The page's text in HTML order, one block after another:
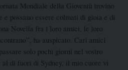
Mondiale della Gioventù trovino
e possano essere colmati di gioia e di
Novella fra i loro amici, le loro
ha auspicato. Cari amici
solo pochi giorni nel vostro
di fuori di Sydney, il mio cuore vi